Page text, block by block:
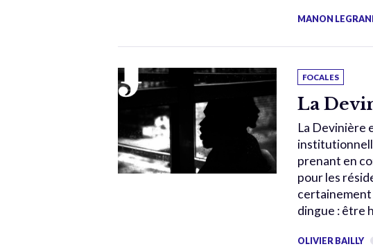
MANON
FOCALES
La
La Devinière
prenant en
pour les
certainement
dingue : être
OLIVIER BAILLY